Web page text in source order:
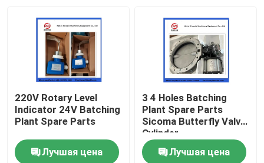
Аксессуары для бетонных насосов
Используемая тележка конкретного насоса
220V Rotary Level
Indicator 24V Batching
Plant Spare Parts
Лучшая цена
3 4 Holes Batching
Plant Spare Parts
Sicoma Butterfly Valve
Cylinder
Electropneumatic
Actuator Cylinder
Лучшая цена